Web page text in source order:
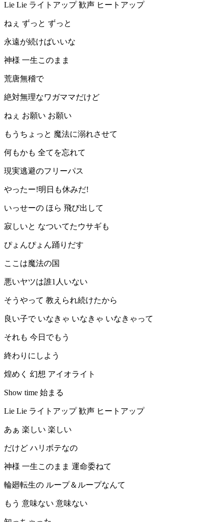
Lie Lie ライトアップ 歓声 ヒートアップ
ねぇ ずっと ずっと
永遠が続けばいいな
神様 一生このまま
荒唐無稽で
絶対無理なワガママだけど
ねぇ お願い お願い
もうちょっと 魔法に溺れさせて
何もかも 全てを忘れて
現実逃避のフリーパス
やったー!明日も休みだ!
いっせーの ほら 飛び出して
寂しいと なついてたウサギも
ぴょんぴょん踊りだす
ここは魔法の国
悪いヤツは誰1人いない
そうやって 教えられ続けたから
良い子で いなきゃ いなきゃ いなきゃって
それも 今日でもう
終わりにしよう
煌めく 幻想 アイオライト
Show time 始まる
Lie Lie ライトアップ 歓声 ヒートアップ
あぁ 楽しい 楽しい
だけど ハリボテなの
神様 一生このまま 運命委ねて
輪廻転生の ループ＆ループなんて
もう 意味ない 意味ない